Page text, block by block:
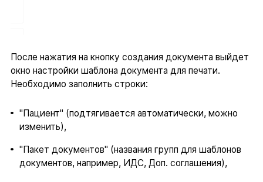
После нажатия на кнопку создания документа выйдет
окно настройки шаблона документа для печати.
Необходимо заполнить строки:
"Пациент" (подтягивается автоматически, можно
изменить),
"Пакет документов" (названия групп для шаблонов
документов, например, ИДС, Доп. соглашения),